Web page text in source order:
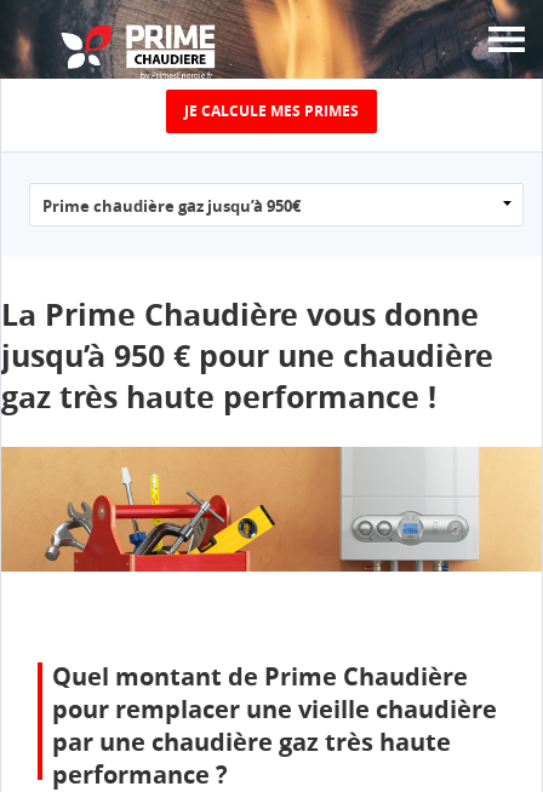
JUSQU’À 5000€ DE
PRIME
POUR LE
REMPLACEMENT DE
VOTRE VIEILLE
CHAUDIÈRE !
Calculez le montant de votre prime chaudière
JE CALCULE MES PRIMES
La Prime Chaudière vous donne
jusqu’à 950 € pour une chaudière
gaz très haute performance !
Quel montant de Prime Chaudière
pour remplacer une vieille chaudière
par une chaudière gaz très haute
performance ?